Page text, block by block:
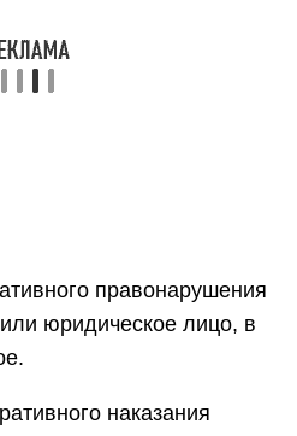
правонарушения
юридическое лицо, в
наказания